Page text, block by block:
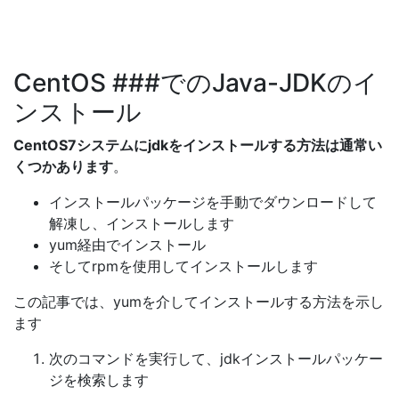
CentOS ###でのJava-JDKのイ
ンストール
CentOS7システムにjdkをインストールする方法は通常い
くつかあります。
インストールパッケージを手動でダウンロードして
解凍し、インストールします
yum経由でインストール
そしてrpmを使用してインストールします
この記事では、yumを介してインストールする方法を示し
ます
次のコマンドを実行して、jdkインストールパッケー
ジを検索します